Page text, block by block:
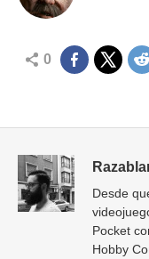
0
Desde
Pocket
Hobby